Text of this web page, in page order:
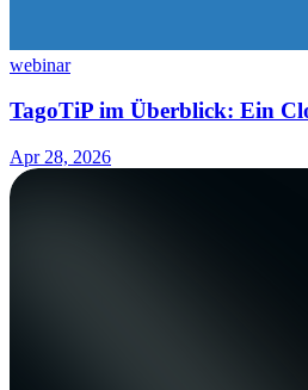
webinar
TagoTiP im Überblick: Ein
Apr 28, 2026